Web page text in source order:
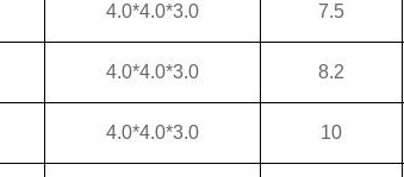
4.0*4.0*3.0 7.5
4.0*4.0*3.0 8.2
4.0*4.0*3.0 10